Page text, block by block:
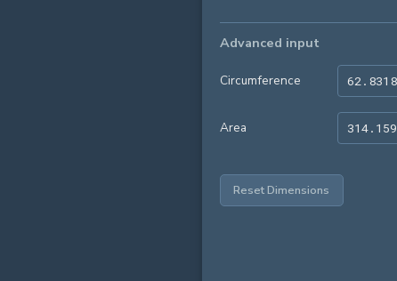
Advanced input
Circumference
Area
Reset Dimensions